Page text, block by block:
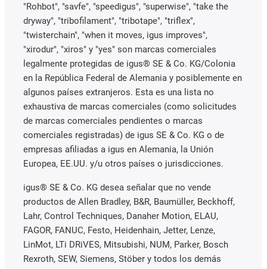
"Rohbot", "savfe", "speedigus", "superwise", "take the
dryway", "tribofilament", "tribotape", "triflex",
"twisterchain", "when it moves, igus improves",
"xirodur", "xiros" y "yes" son marcas comerciales
legalmente protegidas de igus® SE & Co. KG/Colonia
en la República Federal de Alemania y posiblemente en
algunos países extranjeros. Esta es una lista no
exhaustiva de marcas comerciales (como solicitudes
de marcas comerciales pendientes o marcas
comerciales registradas) de igus SE & Co. KG o de
empresas afiliadas a igus en Alemania, la Unión
Europea, EE.UU. y/u otros países o jurisdicciones.
igus® SE & Co. KG desea señalar que no vende
productos de Allen Bradley, B&R, Baumüller, Beckhoff,
Lahr, Control Techniques, Danaher Motion, ELAU,
FAGOR, FANUC, Festo, Heidenhain, Jetter, Lenze,
LinMot, LTi DRiVES, Mitsubishi, NUM, Parker, Bosch
Rexroth, SEW, Siemens, Stöber y todos los demás